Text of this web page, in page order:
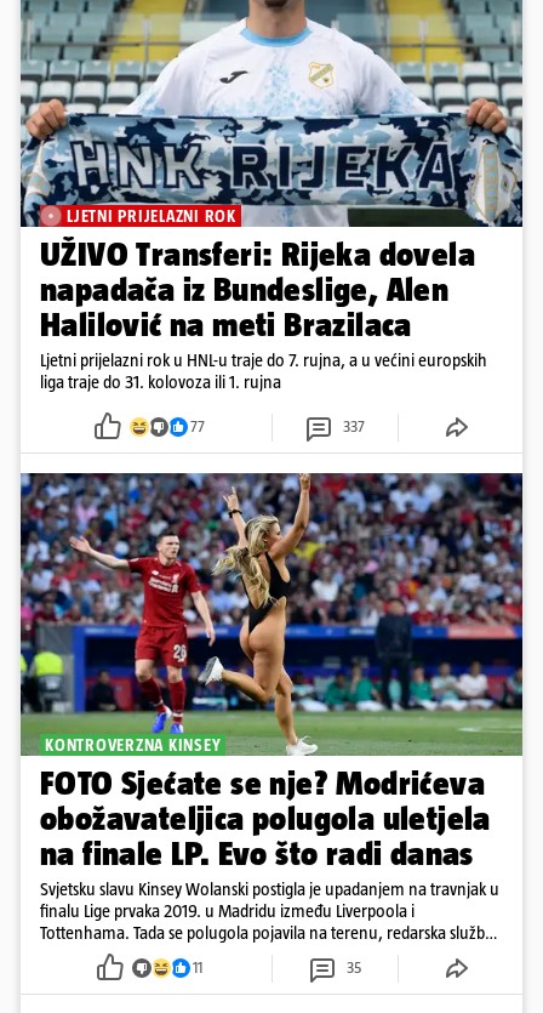
LJETNI PRIJELAZNI ROK
UŽIVO Transferi: Rijeka dovela
napadača iz Bundeslige, Alen
Halilović na meti Brazilaca
Ljetni prijelazni rok u HNL-u traje do 7. rujna, a u većini europskih
liga traje do 31. kolovoza ili 1. rujna
77 337
KONTROVERZNA KINSEY
FOTO Sjećate se nje? Modrićeva
obožavateljica polugola uletjela
na finale LP. Evo što radi danas
Svjetsku slavu Kinsey Wolanski postigla je upadanjem na travnjak u
finalu Lige prvaka 2019. u Madridu između Liverpoola i
Tottenhama. Tada se polugola pojavila na terenu, redarska služba
ju je lovila po travnjaku, a njezine fotografije obišle su svijet.
11 35